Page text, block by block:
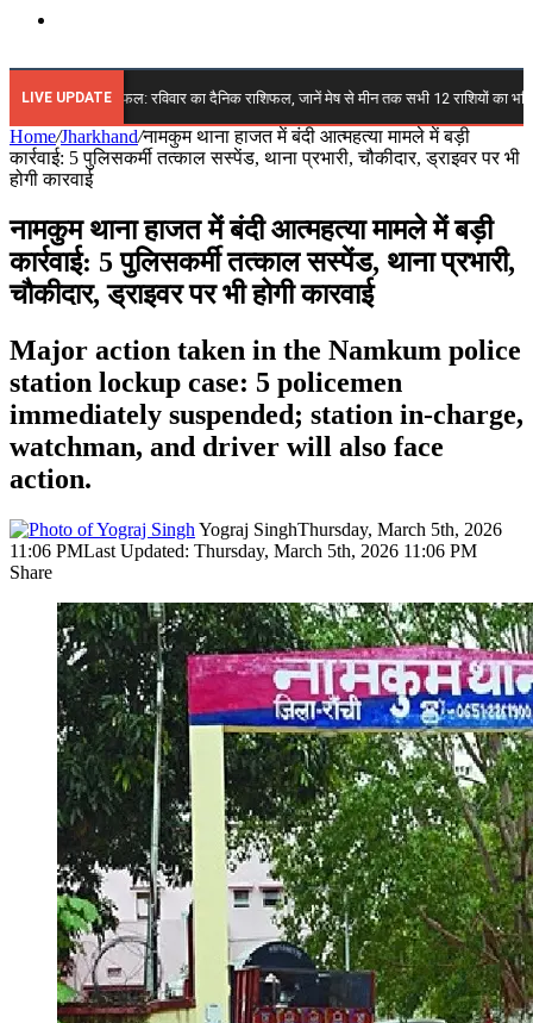
for
LIVE UPDATE
2026 राशिफल: रविवार का दैनिक राशिफल, जानें मेष से मीन तक सभी 12 राशियों का भविष्य,
Home/Jharkhand/नामकुम थाना हाजत में बंदी आत्महत्या मामले में बड़ी
कार्रवाई: 5 पुलिसकर्मी तत्काल सस्पेंड, थाना प्रभारी, चौकीदार, ड्राइवर पर भी
होगी कारवाई
नामकुम थाना हाजत में बंदी आत्महत्या मामले में बड़ी
कार्रवाई: 5 पुलिसकर्मी तत्काल सस्पेंड, थाना प्रभारी,
चौकीदार, ड्राइवर पर भी होगी कारवाई
Major action taken in the Namkum police
station lockup case: 5 policemen
immediately suspended; station in-charge,
watchman, and driver will also face
action.
Yograj SinghThursday, March 5th, 2026
11:06 PMLast Updated: Thursday, March 5th, 2026 11:06 PM
Share